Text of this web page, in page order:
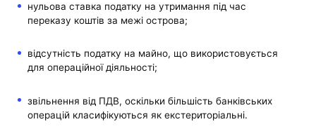
нульова ставка податку на утримання під час
переказу коштів за межі острова;
відсутність податку на майно, що використовується
для операційної діяльності;
звільнення від ПДВ, оскільки більшість банківських
операцій класифікуються як екстериторіальні.